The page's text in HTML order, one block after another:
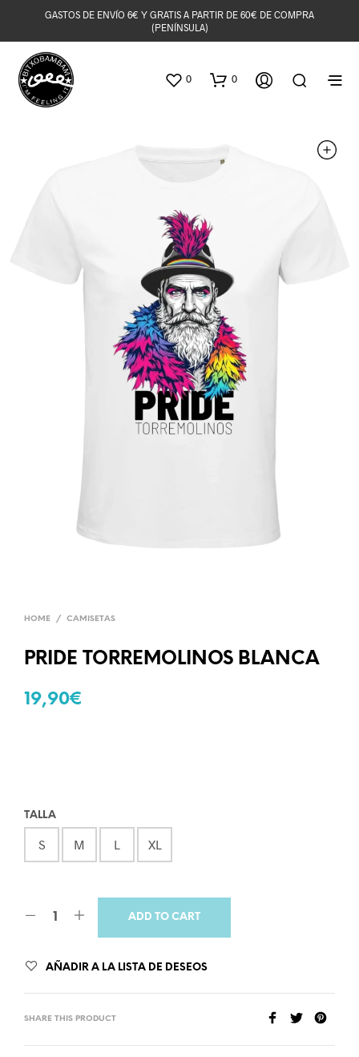
GASTOS DE ENVÍO 6€ Y GRATIS A PARTIR DE 60€ DE COMPRA
(PENÍNSULA)
0 0
HOME / CAMISETAS
PRIDE TORREMOLINOS BLANCA
19,90€
TALLA
S M L XL
ADD TO CART
AÑADIR A LA LISTA DE DESEOS
SHARE THIS PRODUCT